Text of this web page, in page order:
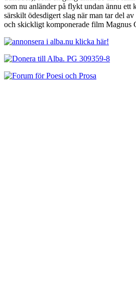
som nu anländer på flykt undan ännu ett
särskilt ödesdigert slag när man tar del
och skickligt komponerade film Magnus